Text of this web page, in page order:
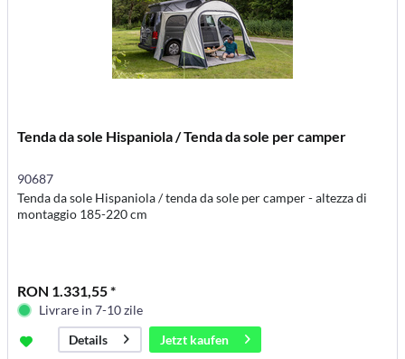
Tenda da sole Hispaniola / Tenda da sole per camper
90687
Tenda da sole Hispaniola / tenda da sole per camper - altezza di
montaggio 185-220 cm
RON 1.331,55 *
Livrare in 7-10 zile
Details
Jetzt kaufen